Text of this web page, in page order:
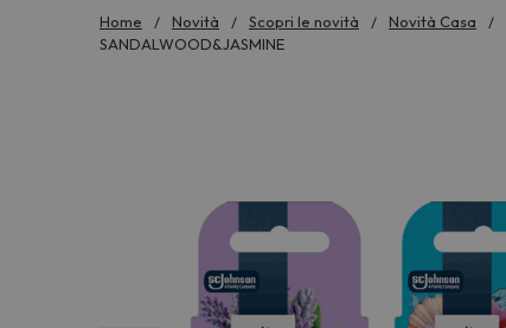
Home Novità Scopri le novità Novità Casa
SANDALWOOD&JASMINE